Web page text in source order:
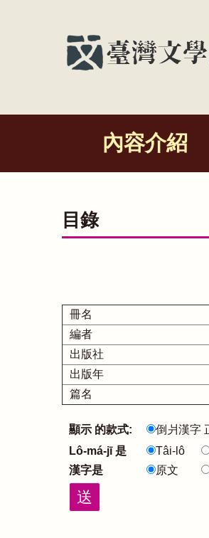
內容介紹
目錄
冊名
編者
出版社
出版年
篇名
顯示 的款式: 倒爿漢字
Lô-má-jī 是 Tâi-lô
漢字是
原文